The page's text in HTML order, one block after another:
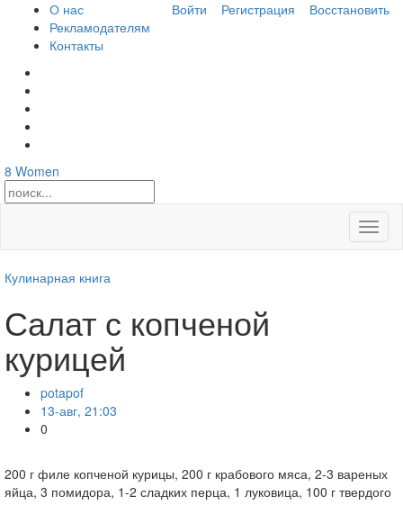
Войти Регистрация Восстановить
О нас
Рекламодателям
Контакты
8 Women
меню
Кулинарная книга
Салат с копченой
курицей
potapof
13-авг, 21:03
0
200 г филе копченой курицы, 200 г крабового мяса, 2-3 вареных
яйца, 3 помидора, 1-2 сладких перца, 1 луковица, 100 г твердого